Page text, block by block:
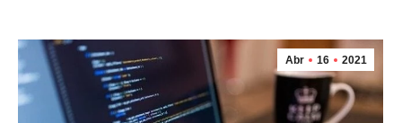
Abr 16 2021